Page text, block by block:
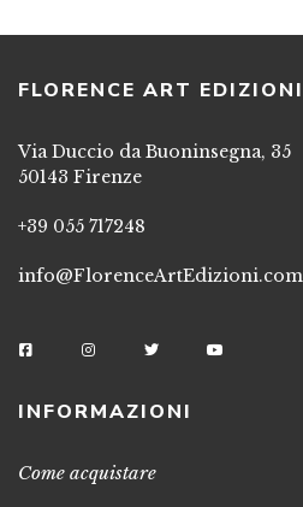
FLORENCE ART EDIZIONI
Via Duccio da Buoninsegna, 35
50143 Firenze
+39 055 717248
info@FlorenceArtEdizioni.com
INFORMAZIONI
Come acquistare